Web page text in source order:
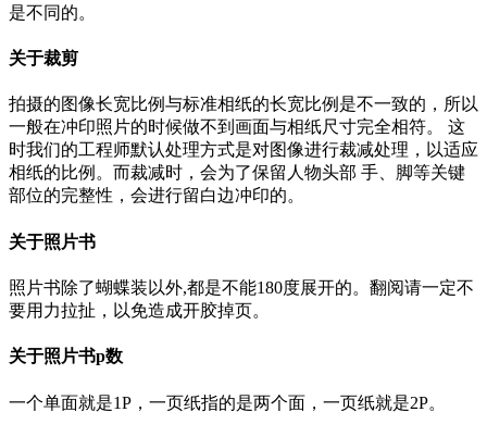
是不同的。
关于裁剪
拍摄的图像长宽比例与标准相纸的长宽比例是不一致的，所以
一般在冲印照片的时候做不到画面与相纸尺寸完全相符。 这
时我们的工程师默认处理方式是对图像进行裁减处理，以适应
相纸的比例。而裁减时，会为了保留人物头部 手、脚等关键
部位的完整性，会进行留白边冲印的。
关于照片书
照片书除了蝴蝶装以外,都是不能180度展开的。翻阅请一定不
要用力拉扯，以免造成开胶掉页。
关于照片书p数
一个单面就是1P，一页纸指的是两个面，一页纸就是2P。